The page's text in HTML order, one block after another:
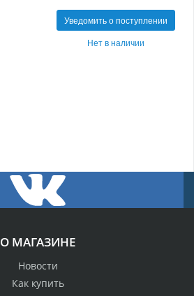
Уведомить о поступлении
Нет в наличии
О МАГАЗИНЕ
Новости
Как купить